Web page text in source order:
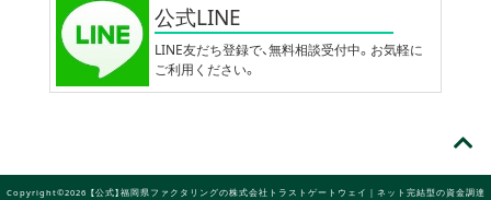
公式LINE
LINE友だち登録で、無料相談受付中。お気軽に
ご利用ください。
Copyright©2026 【公式】福岡県ファクタリングの株式会社トラストゲートウェイ｜ネット完結型の資金調達